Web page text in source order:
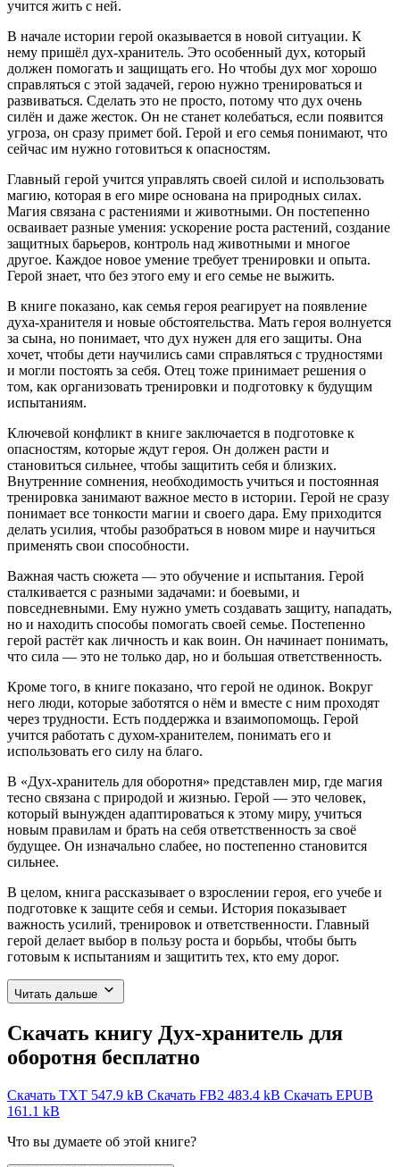
учится жить с ней.
В начале истории герой оказывается в новой ситуации. К
нему пришёл дух-хранитель. Это особенный дух, который
должен помогать и защищать его. Но чтобы дух мог хорошо
справляться с этой задачей, герою нужно тренироваться и
развиваться. Сделать это не просто, потому что дух очень
силён и даже жесток. Он не станет колебаться, если появится
угроза, он сразу примет бой. Герой и его семья понимают, что
сейчас им нужно готовиться к опасностям.
Главный герой учится управлять своей силой и использовать
магию, которая в его мире основана на природных силах.
Магия связана с растениями и животными. Он постепенно
осваивает разные умения: ускорение роста растений, создание
защитных барьеров, контроль над животными и многое
другое. Каждое новое умение требует тренировки и опыта.
Герой знает, что без этого ему и его семье не выжить.
В книге показано, как семья героя реагирует на появление
духа-хранителя и новые обстоятельства. Мать героя волнуется
за сына, но понимает, что дух нужен для его защиты. Она
хочет, чтобы дети научились сами справляться с трудностями
и могли постоять за себя. Отец тоже принимает решения о
том, как организовать тренировки и подготовку к будущим
испытаниям.
Ключевой конфликт в книге заключается в подготовке к
опасностям, которые ждут героя. Он должен расти и
становиться сильнее, чтобы защитить себя и близких.
Внутренние сомнения, необходимость учиться и постоянная
тренировка занимают важное место в истории. Герой не сразу
понимает все тонкости магии и своего дара. Ему приходится
делать усилия, чтобы разобраться в новом мире и научиться
применять свои способности.
Важная часть сюжета — это обучение и испытания. Герой
сталкивается с разными задачами: и боевыми, и
повседневными. Ему нужно уметь создавать защиту, нападать,
но и находить способы помогать своей семье. Постепенно
герой растёт как личность и как воин. Он начинает понимать,
что сила — это не только дар, но и большая ответственность.
Кроме того, в книге показано, что герой не одинок. Вокруг
него люди, которые заботятся о нём и вместе с ним проходят
через трудности. Есть поддержка и взаимопомощь. Герой
учится работать с духом-хранителем, понимать его и
использовать его силу на благо.
В «Дух-хранитель для оборотня» представлен мир, где магия
тесно связана с природой и жизнью. Герой — это человек,
который вынужден адаптироваться к этому миру, учиться
новым правилам и брать на себя ответственность за своё
будущее. Он изначально слабее, но постепенно становится
сильнее.
В целом, книга рассказывает о взрослении героя, его учебе и
подготовке к защите себя и семьи. История показывает
важность усилий, тренировок и ответственности. Главный
герой делает выбор в пользу роста и борьбы, чтобы быть
готовым к испытаниям и защитить тех, кто ему дорог.
Читать дальше
Скачать книгу Дух-хранитель для
оборотня бесплатно
Скачать TXT 547.9 kB Скачать FB2 483.4 kB Скачать EPUB
161.1 kB
Что вы думаете об этой книге?